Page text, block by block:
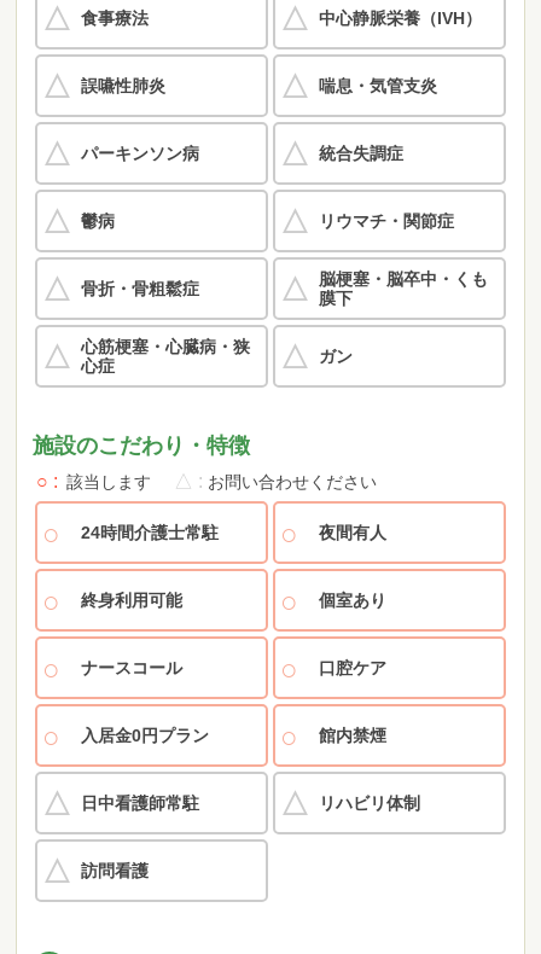
食事療法 中心静脈栄養（IVH）
誤嚥性肺炎 喘息・気管支炎
パーキンソン病 統合失調症
鬱病 リウマチ・関節症
骨折・骨粗鬆症
脳梗塞・脳卒中・くも
膜下
心筋梗塞・心臓病・狭
心症
ガン
施設のこだわり・特徴
○ 該当します △ お問い合わせください
24時間介護士常駐 夜間有人
終身利用可能 個室あり
ナースコール 口腔ケア
入居金0円プラン 館内禁煙
日中看護師常駐 リハビリ体制
訪問看護